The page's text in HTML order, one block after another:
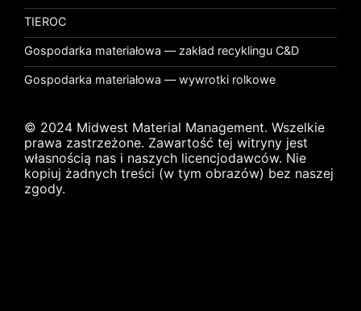
TIEROC
Gospodarka materiałowa — zakład recyklingu C&D
Gospodarka materiałowa — wywrotki rolkowe
© 2024 Midwest Material Management. Wszelkie
prawa zastrzeżone. Zawartość tej witryny jest
własnością nas i naszych licencjodawców. Nie
kopiuj żadnych treści (w tym obrazów) bez naszej
zgody.